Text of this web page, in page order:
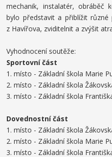
mechanik, instalatér, obráběč
bylo představit a přiblížit různé
z Havířova, zviditelnit a zvýšit
Vyhodnocení soutěže:
Sportovní část
1. místo - Základní škola Marie
2. místo - Základní škola
3. místo - Základní škola
Dovednostní část
1. místo - Základní škola
2. místo - Základní škola Marie
3. místo - Základní škola